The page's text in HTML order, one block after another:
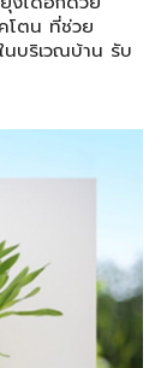
โตน ที่ช่วย
บริเวณบ้าน รับ